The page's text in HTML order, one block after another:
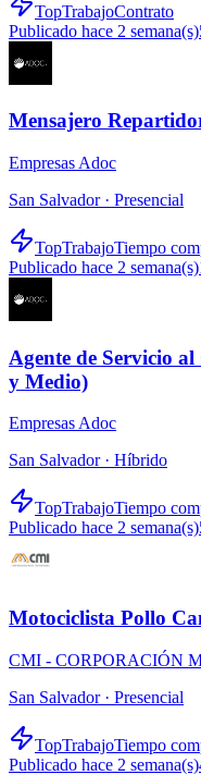
TopTrabajoContrato
Publicado hace 2 semana(s)
Mensajero
Empresas Adoc
San Salvador · Presencial
TopTrabajoTiempo
Publicado hace 2 semana(s)
Agente de Servicio
y Medio)
Empresas Adoc
San Salvador · Híbrido
TopTrabajoTiempo
Publicado hace 2 semana(s)
Motociclista Pollo
CMI - CORPORACIÓN
San Salvador · Presencial
TopTrabajoTiempo
Publicado hace 2 semana(s)